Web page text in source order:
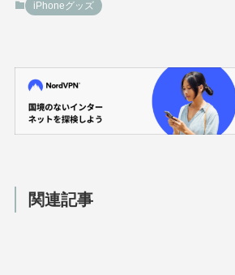
iPhoneグッズ
関連記事